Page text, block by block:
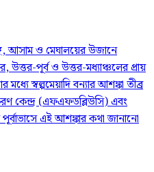
আসাম ও মেঘালয়ের উজানে
উত্তর-পূর্ব ও উত্তর-মধ্যাঞ্চলের প্রায়
স্বল্পমেয়াদি বন্যার আশঙ্কা তীব্র
কেন্দ্র (এফএফডব্লিউসি) এবং
এই আশঙ্কার কথা জানানো